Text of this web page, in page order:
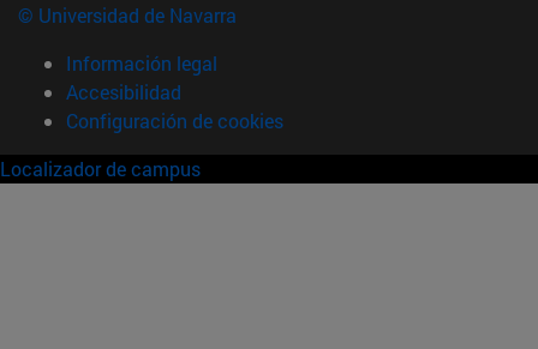
© Universidad de Navarra
Información legal
Accesibilidad
Configuración de cookies
Localizador de campus